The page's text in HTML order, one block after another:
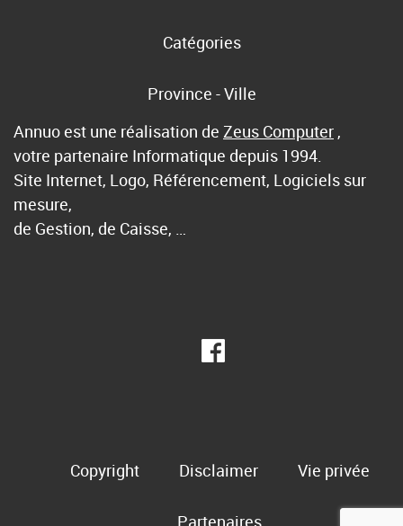
Catégories
Province - Ville
Annuo est une réalisation de Zeus Computer ,
votre partenaire Informatique depuis 1994.
Site Internet, Logo, Référencement, Logiciels sur
mesure,
de Gestion, de Caisse, …
Copyright Disclaimer Vie privée
Partenaires